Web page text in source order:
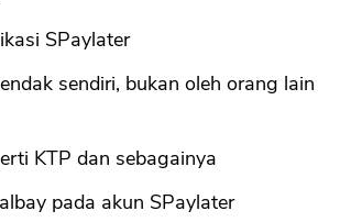
SPaylater
sendiri, bukan oleh orang lain
KTP dan sebagainya
pada akun SPaylater